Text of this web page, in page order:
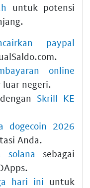
untuk potensi
paypal
online
negeri.
Skrill KE
dogecoin 2026
Anda.
solana sebagai
hari ini untuk